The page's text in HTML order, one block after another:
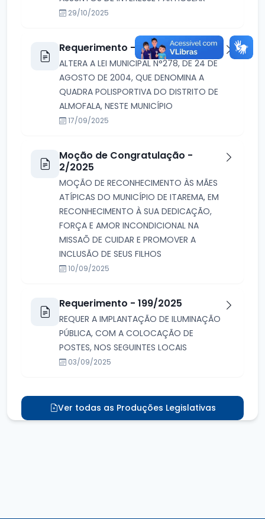
29/10/2025
Requerimento - 52/2025
ALTERA A LEI MUNICIPAL N°278, DE 24 DE
AGOSTO DE 2004, QUE DENOMINA A
QUADRA POLISPORTIVA DO DISTRITO DE
ALMOFALA, NESTE MUNICÍPIO
17/09/2025
Moção de Congratulação -
2/2025
MOÇÃO DE RECONHECIMENTO ÀS MÃES
ATÍPICAS DO MUNICÍPIO DE ITAREMA, EM
RECONHECIMENTO À SUA DEDICAÇÃO,
FORÇA E AMOR INCONDICIONAL NA
MISSAÕ DE CUIDAR E PROMOVER A
INCLUSÃO DE SEUS FILHOS
10/09/2025
Requerimento - 199/2025
REQUER A IMPLANTAÇÃO DE ILUMINAÇÃO
PÚBLICA, COM A COLOCAÇÃO DE
POSTES, NOS SEGUINTES LOCAIS
03/09/2025
Ver todas as Produções Legislativas